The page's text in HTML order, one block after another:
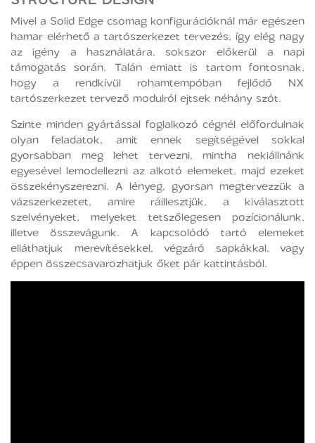
Mivel a Solid Edge csomag konfigurációknál már egészen
hamar elérhető a tartószerkezet tervezés, így elég nagy
az igény a használatára, sokszor előkerül a napi
támogatás során. Talán emiatt is tartom fontosnak,
hogy a rendkívül rohamtempóban fejlődő NX
tartószerkezet tervező modulról ejtsek néhány szót.
Szinte minden gyártással foglalkozó cégnél előfordulnak
olyan feladatok, amit ennek segítségével sokkal
gyorsabban meg lehet tervezni, mintha nekiállnánk
egyesével lemodellezni az alkotó elemeket, majd ezeket
összekényszerezni. A lényeg, gyorsan megtervezzük a
vázszerkezetet, amire ráillesztjük, a kiválasztott
szelvényeket, melyeket tetszőlegesen pozícionálunk,
illetve összevágunk. A kapcsolódó tartó elemeket
elláthatjuk merevítésekkel, végzáró sapkákkal, vagy
éppen összecsavarozhatjuk őket pár kattintásból.